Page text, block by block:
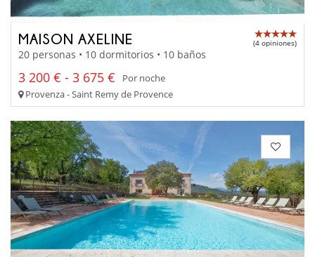
MAISON AXELINE (4 opiniones)
20 personas • 10 dormitorios • 10 baños
3 200 € - 3 675 €
Por noche
Provenza - Saint Remy de Provence